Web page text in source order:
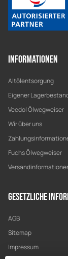
Informationen
Altölentsorgung
Eigener
Veedol Ölwegweiser
Wir über uns
Fuchs Ölwegweiser
Gesetzliche
AGB
Sitemap
Impressum